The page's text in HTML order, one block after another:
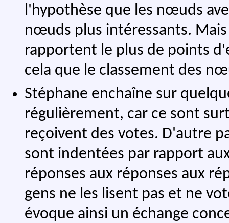
l'hypothèse que les nœuds
nœuds plus intéressants.
rapportent le plus de points
cela que le classement des
Stéphane enchaîne sur
régulièrement, car ce sont
reçoivent des votes. D'autre
sont indentées par rapport
réponses aux réponses aux
gens ne les lisent pas et ne
évoque ainsi un échange